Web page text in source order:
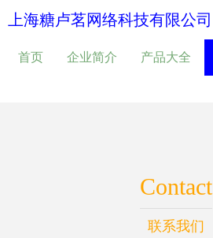
上海糖卢茗网络科技有限公司
首页 企业简介 产品大全
Contact
联系我们